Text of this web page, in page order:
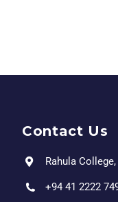
Contact Us
Rahula
+94 41 2222